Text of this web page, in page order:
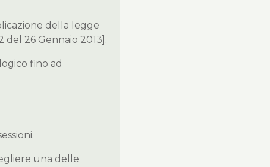
della legge
26 Gennaio 2013].
fino ad
una delle